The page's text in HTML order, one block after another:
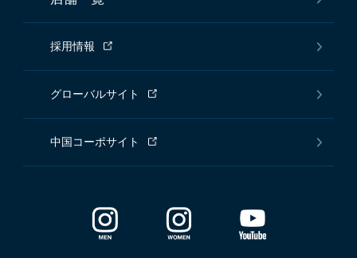
採用情報
グローバルサイト
中国コーポサイト